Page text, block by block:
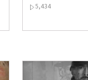
5,434